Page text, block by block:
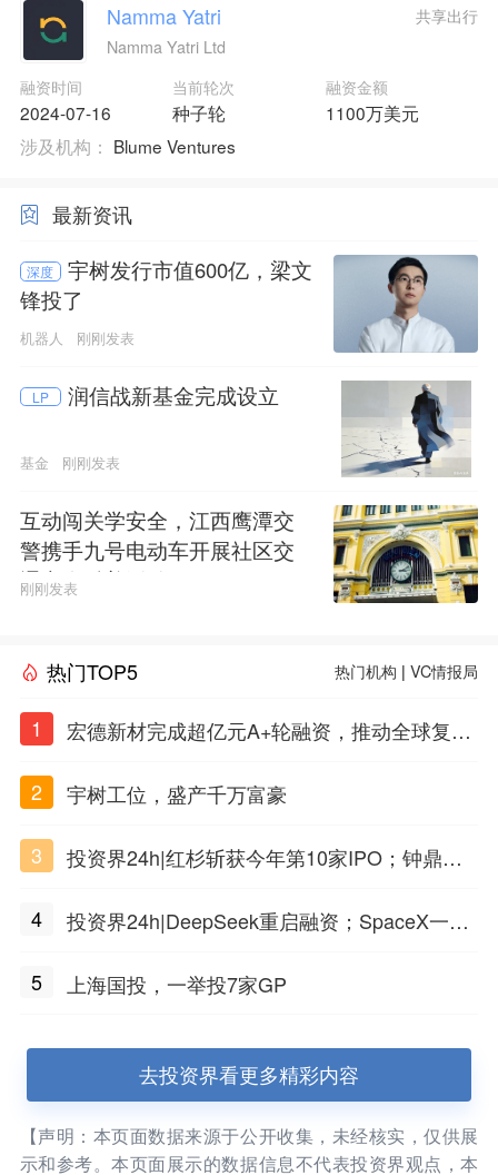
Namma Yatri
Namma Yatri Ltd
融资时间
2024-07-16
当前轮次
种子轮
融资金额
1100万美元
共享出行
涉及机构： Blume Ventures
最新资讯
深度
宇树发行市值600亿，梁文
锋投了
机器人 刚刚发表
LP 润信战新基金完成设立
基金 刚刚发表
互动闯关学安全，江西鹰潭交
警携手九号电动车开展社区交
通安全科普活动
刚刚发表
热门TOP5 热门机构 |VC情报局
1
宏德新材完成超亿元A+轮融资，推动全球复合
2
宇树工位，盛产千万富豪
3
投资界24h|红杉斩获今年第10家IPO；钟鼎投
水
4
投资界24h|DeepSeek重启融资；SpaceX一夜
5
上海国投，一举投7家GP
去投资界看更多精彩内容
【声明：本页面数据来源于公开收集，未经核实，仅供展
示和参考。本页面展示的数据信息不代表投资界观点，本